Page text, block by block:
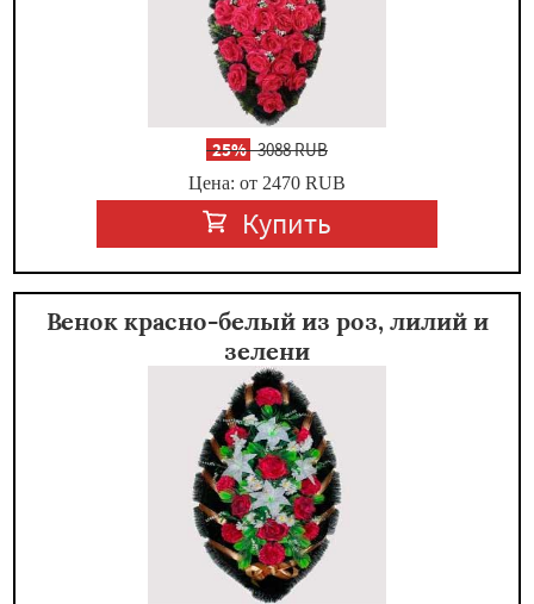
-25%3088 RUB
Цена: от 2470 RUB
Купить
Венок красно-белый из роз, лилий и
зелени